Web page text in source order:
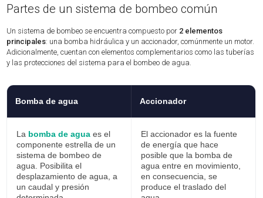
Partes de un sistema de bombeo común
Un sistema de bombeo se encuentra compuesto por 2 elementos
principales: una bomba hidráulica y un accionador, comúnmente un motor.
Adicionalmente, cuentan con elementos complementarios como las tuberías
y las protecciones del sistema para el bombeo de agua.
Bomba de agua Accionador
La bomba de agua es el
componente estrella de un
sistema de bombeo de
agua. Posibilita el
desplazamiento de agua, a
un caudal y presión
El accionador es la fuente
de energía que hace
posible que la bomba de
agua entre en movimiento,
en consecuencia, se
produce el traslado del